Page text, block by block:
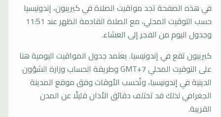
في هذه الصفحة تجد مواقيت الصلاة في كيريبون، إندونيسيا
حسب التوقيت المحلي، مع الصلاة القادمة الظهر عند 11:51
وجدول اليوم من الفجر إلى العشاء.
كيريبون تقع في إندونيسيا. يعتمد جدول المواقيت اليومية هنا
على التوقيت المحلي GMT+7 وطريقة الحساب وزارة الشؤون
الدينية في إندونيسيا، وتُحسب الأوقات وفق موقع المدينة
الجغرافي لذلك قد تختلف دقائق الأذان قليلًا عن المدن
القريبة.